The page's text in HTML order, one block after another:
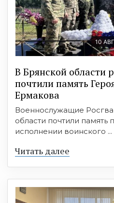
10
В Брянской области
почтили память
Ермакова
Военнослужащие
области почтили память
исполнении воинского ...
Читать далее